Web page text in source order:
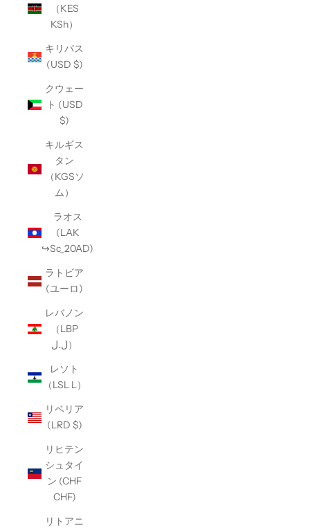
（KES
KSh）
キリバス
(USD $)
クウェー
ト (USD
$)
キルギス
タン
（KGSソ
ム）
ラオス
(LAK
↪Sc_20AD)
ラトビア
(ユーロ)
レバノン
（LBP
ل.ل）
レソト
（LSL L）
リベリア
(LRD $)
リヒテン
シュタイ
ン (CHF
CHF)
リトアニ